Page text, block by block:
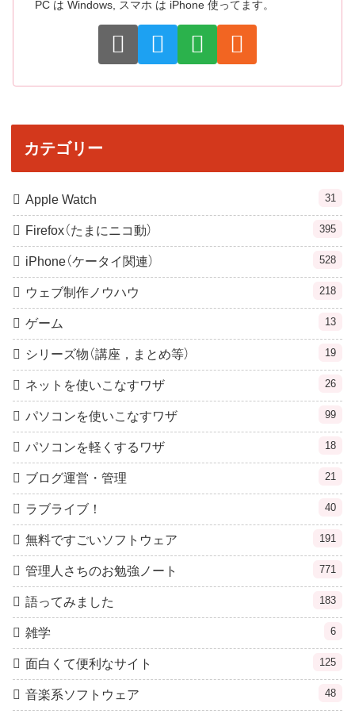
PC は Windows, スマホ は iPhone 使ってます。
カテゴリー
Apple Watch 31
Firefox（たまにニコ動） 395
iPhone（ケータイ関連） 528
ウェブ制作ノウハウ 218
ゲーム 13
シリーズ物（講座，まとめ等） 19
ネットを使いこなすワザ 26
パソコンを使いこなすワザ 99
パソコンを軽くするワザ 18
ブログ運営・管理 21
ラブライブ！ 40
無料ですごいソフトウェア 191
管理人さちのお勉強ノート 771
語ってみました 183
雑学 6
面白くて便利なサイト 125
音楽系ソフトウェア 48